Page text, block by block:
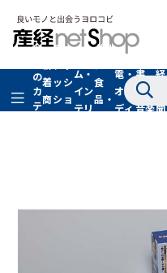
全
の
カ
テ
着
商
品
フ
ッ
シ
ョ
フ
ァ
シ
ョ
ン
ム・
イン
テリ
グル
食
品・
ドリ
家
電・
オー
ディ
書
籍・
音楽
経
聞